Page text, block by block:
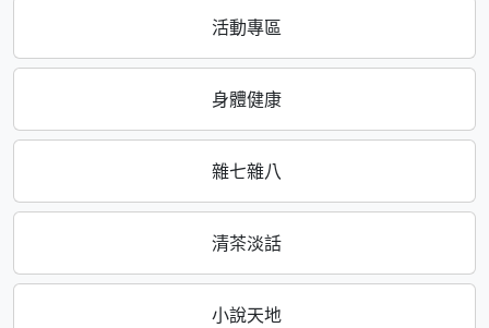
活動專區
身體健康
雜七雜八
清茶淡話
小說天地